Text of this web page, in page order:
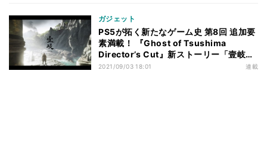
ガジェット
PS5が拓く新たなゲーム史 第8回 追加要
素満載！ 『Ghost of Tsushima
Director’s Cut』新ストーリー「壹岐之
譚」レビュー
2021/09/03 18:01 連載